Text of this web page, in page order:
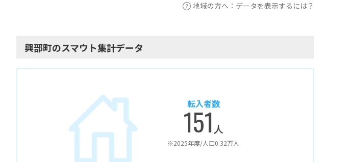
地域の方へ：データを表示するには？
興部町のスマウト集計データ
転入者数
151 人
※2025年度/人口0.32万人